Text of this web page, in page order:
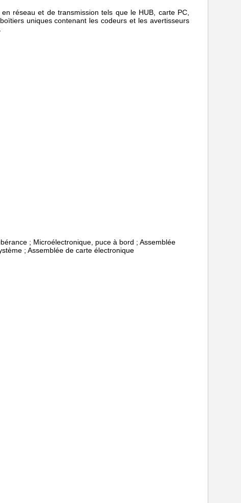
en réseauet de transmission tels que le HUB, carte PC,
uniques contenant les codeurs et les avertisseurs
; Microélectronique, puce à bord ; Assemblée
; Assemblée de carte électronique